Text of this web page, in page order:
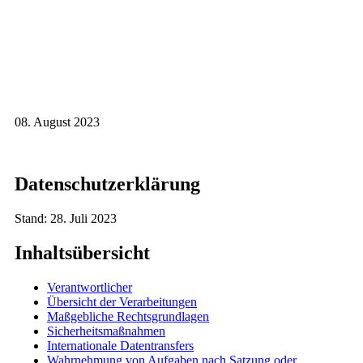
08. August 2023
Datenschutzerklärung
Stand: 28. Juli 2023
Inhaltsübersicht
Verantwortlicher
Übersicht der Verarbeitungen
Maßgebliche Rechtsgrundlagen
Sicherheitsmaßnahmen
Internationale Datentransfers
Wahrnehmung von Aufgaben nach Satzung oder